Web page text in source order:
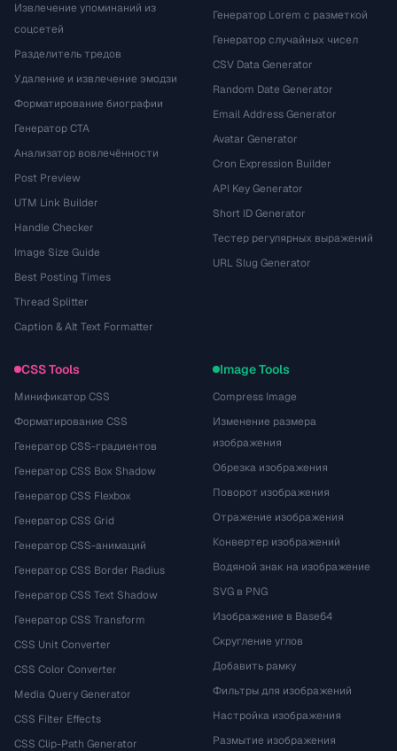
Извлечение упоминаний из
соцсетей
Разделитель тредов
Удаление и извлечение эмодзи
Форматирование биографии
Генератор CTA
Анализатор вовлечённости
Post Preview
UTM Link Builder
Handle Checker
Image Size Guide
Best Posting Times
Thread Splitter
Caption & Alt Text Formatter
Генератор Lorem с разметкой
Генератор случайных чисел
CSV Data Generator
Random Date Generator
Email Address Generator
Avatar Generator
Cron Expression Builder
API Key Generator
Short ID Generator
Тестер регулярных выражений
URL Slug Generator
CSS Tools
Минификатор CSS
Форматирование CSS
Генератор CSS-градиентов
Генератор CSS Box Shadow
Генератор CSS Flexbox
Генератор CSS Grid
Генератор CSS-анимаций
Генератор CSS Border Radius
Генератор CSS Text Shadow
Генератор CSS Transform
CSS Unit Converter
CSS Color Converter
Media Query Generator
CSS Filter Effects
CSS Clip-Path Generator
Image Tools
Compress Image
Изменение размера
изображения
Обрезка изображения
Поворот изображения
Отражение изображения
Конвертер изображений
Водяной знак на изображение
SVG в PNG
Изображение в Base64
Скругление углов
Добавить рамку
Фильтры для изображений
Настройка изображения
Размытие изображения